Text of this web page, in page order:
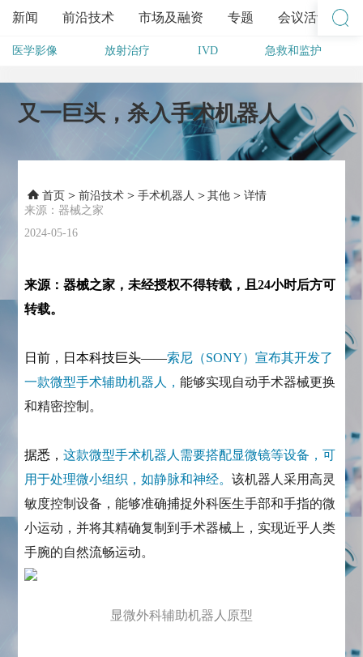
新闻 前沿技术 市场及融资 专题 会议活动
医学影像 放射治疗 IVD 急救和监护
又一巨头，杀入手术机器人
首页 > 前沿技术 > 手术机器人 > 其他 > 详情
来源：器械之家
2024-05-16
来源：器械之家，未经授权不得转载，且24小时后方可
转载。
日前，日本科技巨头——索尼（SONY）宣布其开发了
一款微型手术辅助机器人，能够实现自动手术器械更换
和精密控制。
据悉，这款微型手术机器人需要搭配显微镜等设备，可
用于处理微小组织，如静脉和神经。该机器人采用高灵
敏度控制设备，能够准确捕捉外科医生手部和手指的微
小运动，并将其精确复制到手术器械上，实现近乎人类
手腕的自然流畅运动。
显微外科辅助机器人原型